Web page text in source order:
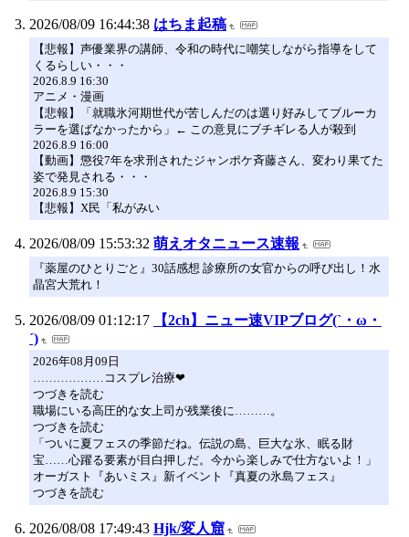
2026/08/09 16:44:38 はちま起稿
【悲報】声優業界の講師、令和の時代に嘲笑しながら指導をして
くるらしい・・・
2026.8.9 16:30
アニメ・漫画
【悲報】「就職氷河期世代が苦しんだのは選り好みしてブルーカ
ラーを選ばなかったから」← この意見にブチギレる人が殺到
2026.8.9 16:00
【動画】懲役7年を求刑されたジャンポケ斉藤さん、変わり果てた
姿で発見される・・・
2026.8.9 15:30
【悲報】X民「私がみい
2026/08/09 15:53:32 萌えオタニュース速報
『薬屋のひとりごと』30話感想 診療所の女官からの呼び出し！水
晶宮大荒れ！
2026/08/09 01:12:17
【2ch】ニュー速VIPブログ(`・ω・
´)
2026年08月09日
………………コスプレ治療❤
つづきを読む
職場にいる高圧的な女上司が残業後に………。
つづきを読む
「ついに夏フェスの季節だね。伝説の島、巨大な氷、眠る財
宝……心躍る要素が目白押しだ。今から楽しみで仕方ないよ！」
オーガスト『あいミス』新イベント『真夏の氷島フェス』
つづきを読む
2026/08/08 17:49:43 Hjk/変人窟